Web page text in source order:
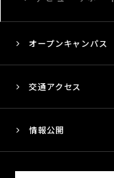
オープンキャンパス
交通アクセス
情報公開